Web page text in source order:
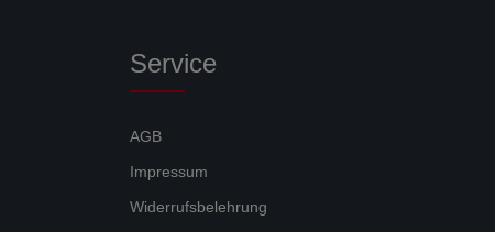
Service
AGB
Impressum
Widerrufsbelehrung